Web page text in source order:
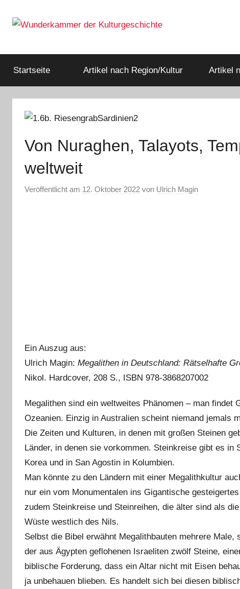
Inhalt
Wunderkammer
der
Kulturgeschichte
der
Geschichte
Startseite Artikel nach Region/Kultur Artikel
Von Nuraghen, Talayots,
weltweit
Veröffentlicht am 12. Oktober 2022 von Ulrich Magin
Ein Auszug aus:
Ulrich Magin: Megalithen in Deutschland: Rätselhafte
Nikol. Hardcover, 208 S., ISBN 978-3868207002
Megalithen sind ein weltweites Phänomen – man findet
Ozeanien. Einzig in Australien scheint niemand jemals
Die Zeiten und Kulturen, in denen mit großen Steinen
Länder, in denen sie vorkommen. Steinkreise gibt es
Korea und in San Agostin in Kolumbien.
Man könnte zu den Ländern mit einer Megalithkultur
nur ein vom Monumentalen ins Gigantische
zudem Steinkreise und Steinreihen, die älter sind als
Wüste westlich des Nils.
Selbst die Bibel erwähnt Megalithbauten mehrere
der aus Ägypten geflohenen Israeliten zwölf Steine,
biblische Forderung, dass ein Altar nicht mit Eisen
ja unbehauen blieben. Es handelt sich bei diesen